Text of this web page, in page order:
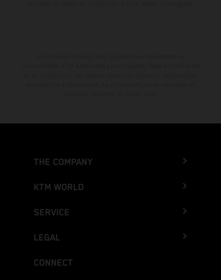
THE COMPANY
KTM WORLD
SERVICE
LEGAL
CONNECT